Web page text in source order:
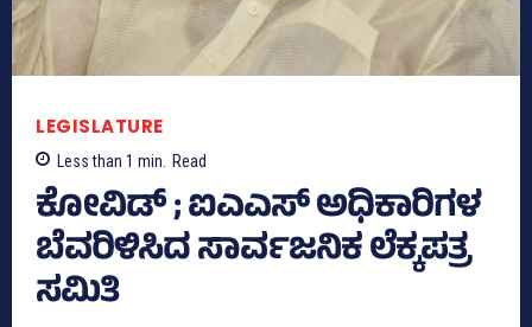
LEGISLATURE
Less than 1 min. Read
ಕೋವಿಡ್‌ ; ಐಎಎಸ್‌ ಅಧಿಕಾರಿಗಳ
ಬೆವರಿಳಿಸಿದ ಸಾರ್ವಜನಿಕ ಲೆಕ್ಕಪತ್ರ
ಸಮಿತಿ